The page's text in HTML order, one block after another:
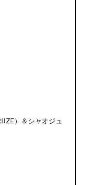
）＆シャオジュ